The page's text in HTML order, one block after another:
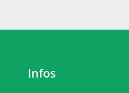
Infos